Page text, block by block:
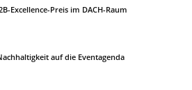
Excellence-Preis im DACH-Raum
auf die Eventagenda